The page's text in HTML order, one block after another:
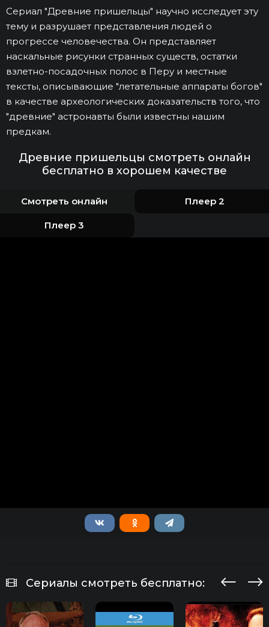
Сериал "Древние пришельцы" научно исследует эту
тему и разрушает представления людей о
прогрессе человечества. Он представляет
наскальные рисунки странных существ, остатки
взлетно-посадочных полос в Перу и местные
тексты, описывающие "летательные аппараты богов"
в качестве археологических доказательств того, что
"древние" астронавты были известны нашим
предкам.
Древние пришельцы смотреть онлайн
бесплатно в хорошем качестве
Смотреть онлайн Плеер 2
Плеер 3
Сериалы смотреть бесплатно: